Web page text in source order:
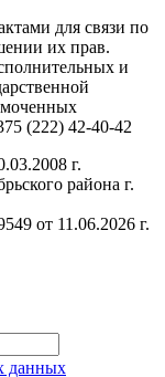
для связи по
их прав.
и
(222) 42-40-42
г.
района г.
от 11.06.2026 г.
данных